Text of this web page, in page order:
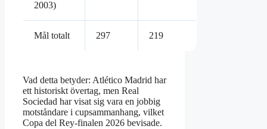
2003)
Mål totalt 297 219
Vad detta betyder: Atlético Madrid har
ett historiskt övertag, men Real
Sociedad har visat sig vara en jobbig
motståndare i cupsammanhang, vilket
Copa del Rey-finalen 2026 bevisade.